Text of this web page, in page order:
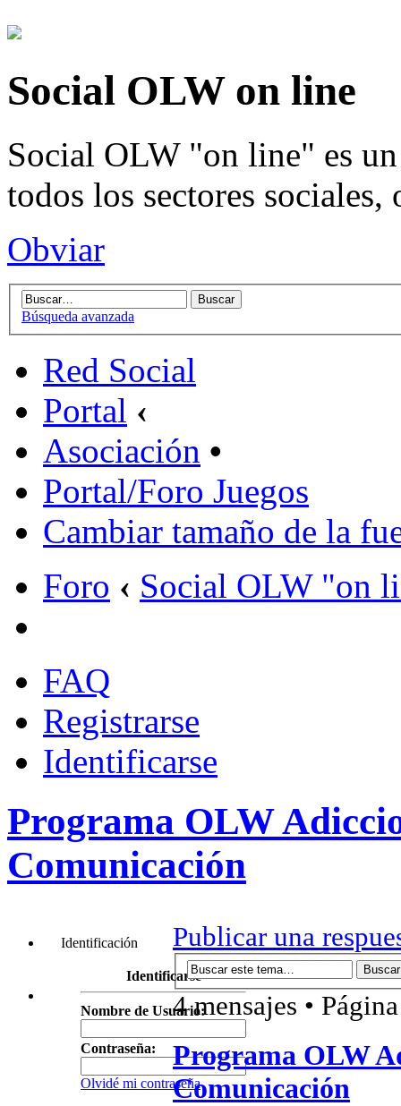
Social OLW on line
Social OLW "on line" es
todos los sectores sociales,
Obviar
Búsqueda avanzada
Red Social
Portal ‹
Asociación •
Portal/Foro Juegos
Cambiar tamaño de la
Foro ‹ Social OLW "on
FAQ
Registrarse
Identificarse
Programa OLW
Comunicación
Identificación
Identificarse
Nombre de Usuario:
Contraseña:
Olvidé mi contraseña
Publicar una
4 mensajes •
Programa OLW
Comunicación